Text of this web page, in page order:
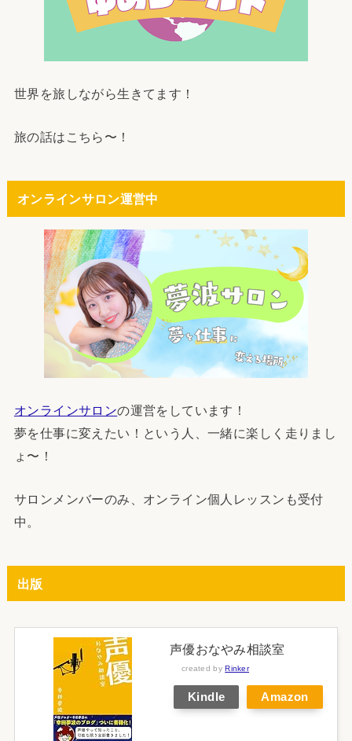
世界を旅しながら生きてます！
旅の話はこちら〜！
オンラインサロン運営中
オンラインサロンの運営をしています！
夢を仕事に変えたい！という人、一緒に楽しく走りまし
ょ〜！
サロンメンバーのみ、オンライン個人レッスンも受付
中。
出版
声優おなやみ相談室
created by Rinker
Kindle Amazon